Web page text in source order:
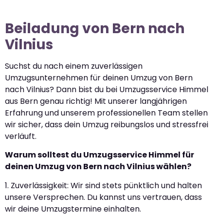
Beiladung von Bern nach
Vilnius
Suchst du nach einem zuverlässigen
Umzugsunternehmen für deinen Umzug von Bern
nach Vilnius? Dann bist du bei Umzugsservice Himmel
aus Bern genau richtig! Mit unserer langjährigen
Erfahrung und unserem professionellen Team stellen
wir sicher, dass dein Umzug reibungslos und stressfrei
verläuft.
Warum solltest du Umzugsservice Himmel für
deinen Umzug von Bern nach Vilnius wählen?
1. Zuverlässigkeit: Wir sind stets pünktlich und halten
unsere Versprechen. Du kannst uns vertrauen, dass
wir deine Umzugstermine einhalten.